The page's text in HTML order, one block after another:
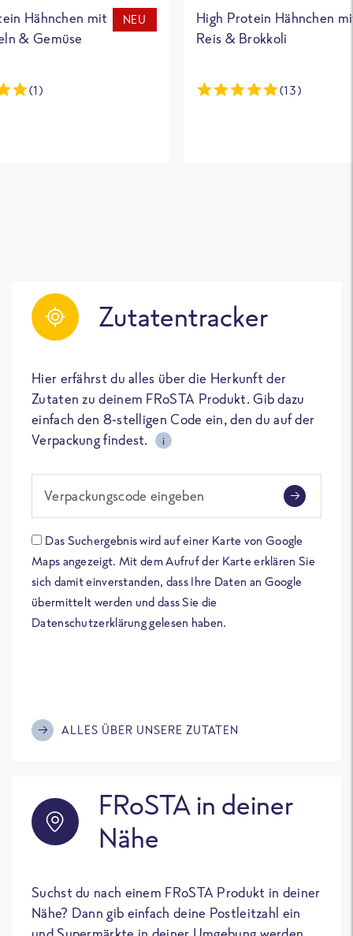
Hähnchen mit
& Gemüse
NEU
(1)
High Protein Hähnchen
Reis & Brokkoli
(13)
Zutatentracker
Hier erfährst du alles über die Herkunft der
Zutaten zu deinem FRoSTA Produkt. Gib dazu
einfach den 8-stelligen Code ein, den du auf der
Verpackung findest.
i
Verpackungscode eingeben
Das Suchergebnis wird auf einer Karte von Google
Maps angezeigt. Mit dem Aufruf der Karte erklären Sie
sich damit einverstanden, dass Ihre Daten an Google
übermittelt werden und dass Sie die
Datenschutzerklärung gelesen haben.
ALLES ÜBER UNSERE ZUTATEN
FRoSTA in deiner
Nähe
Suchst du nach einem FRoSTA Produkt in deiner
Nähe? Dann gib einfach deine Postleitzahl ein